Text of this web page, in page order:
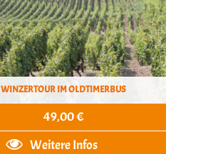
WINZERTOUR IM OLDTIMERBUS
49,00 €
Weitere Infos